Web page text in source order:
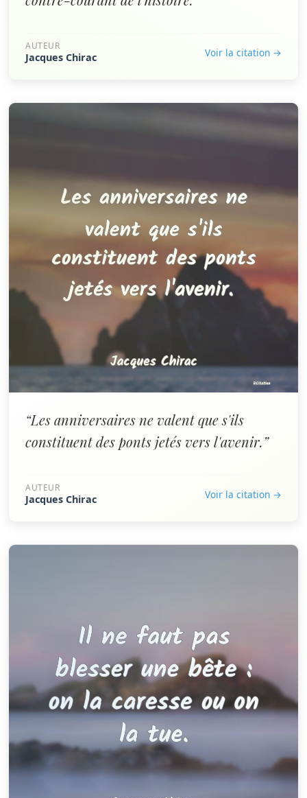
AUTEUR
Jacques Chirac Voir la citation →
“Les anniversaires ne valent que s'ils
constituent des ponts jetés vers l'avenir.”
AUTEUR
Jacques Chirac Voir la citation →